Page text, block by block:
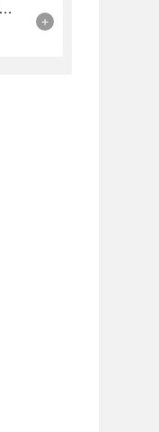
HyClone胎牛血清的安全性很重要
+